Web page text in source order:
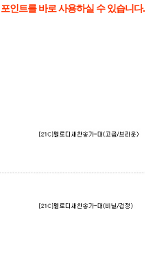
인트를 바로 사용하실 수 있습니다.